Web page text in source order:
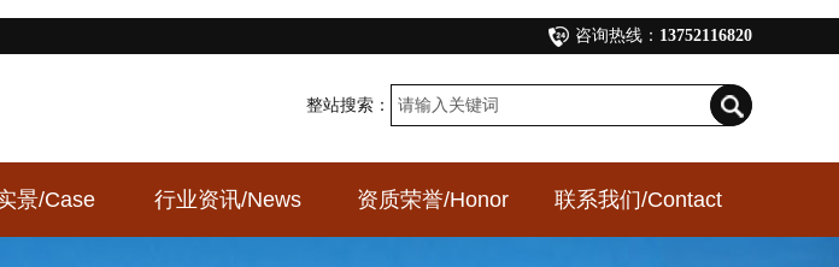
咨询热线： 13752116820
整站搜索：
景/Case 行业资讯/News 资质荣誉/Honor 联系我们/Contact